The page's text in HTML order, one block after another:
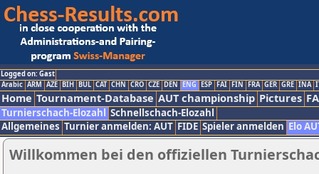
Logged on: Gast
Arabic ARM AZE BIH BUL CAT CHN CRO CZE DEN ENG ESP FAI FIN FRA GER GRE INA
Home Tournament-Database AUT championship Pictures
Turnierschach-Elozahl Schnellschach-Elozahl
Allgemeines Turnier anmelden: AUT FIDE Spieler anmelden Elo
Willkommen bei den offiziellen